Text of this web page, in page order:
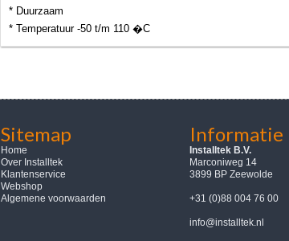
* Duurzaam
* Temperatuur -50 t/m 110 �C
Sitemap
Home
Over Installtek
Klantenservice
Webshop
Algemene voorwaarden
Informatie
Installtek B.V.
Marconiweg 14
3899 BP Zeewolde
+31 (0)88 004 76 00
info@installtek.nl